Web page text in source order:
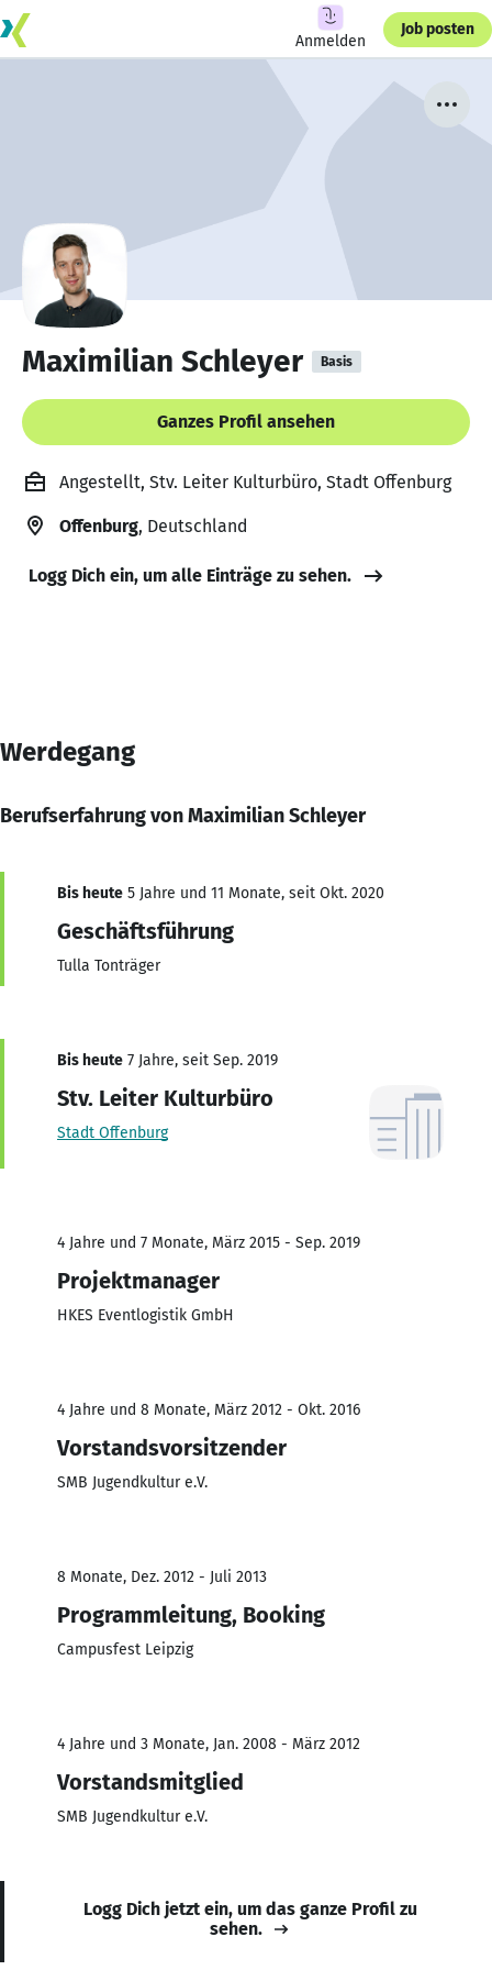
Anmelden
Job posten
Maximilian Schleyer Basis
Ganzes Profil ansehen
Angestellt, Stv. Leiter Kulturbüro, Stadt Offenburg
Offenburg, Deutschland
Logg Dich ein, um alle Einträge zu sehen.
Werdegang
Berufserfahrung von Maximilian Schleyer
Bis heute 5 Jahre und 11 Monate, seit Okt. 2020
Geschäftsführung
Tulla Tonträger
Bis heute 7 Jahre, seit Sep. 2019
Stv. Leiter Kulturbüro
Stadt Offenburg
4 Jahre und 7 Monate, März 2015 - Sep. 2019
Projektmanager
HKES Eventlogistik GmbH
4 Jahre und 8 Monate, März 2012 - Okt. 2016
Vorstandsvorsitzender
SMB Jugendkultur e.V.
8 Monate, Dez. 2012 - Juli 2013
Programmleitung, Booking
Campusfest Leipzig
4 Jahre und 3 Monate, Jan. 2008 - März 2012
Vorstandsmitglied
SMB Jugendkultur e.V.
Logg Dich jetzt ein, um das ganze Profil zu
sehen.